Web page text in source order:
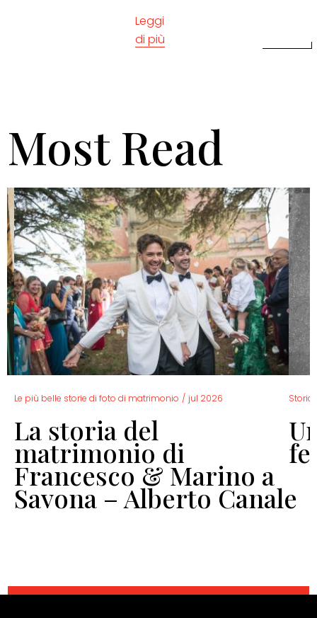
Leggi
di più
Most Read
Le più belle storie di foto di matrimonio / jul 2026
La storia del
matrimonio di
Francesco & Marino a
Savona – Alberto Canale
Storia